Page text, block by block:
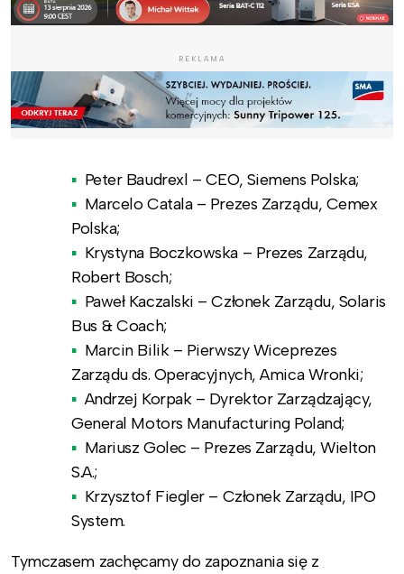
REKLAMA
Peter Baudrexl – CEO, Siemens Polska;
Marcelo Catala – Prezes Zarządu, Cemex
Polska;
Krystyna Boczkowska – Prezes Zarządu,
Robert Bosch;
Paweł Kaczalski – Członek Zarządu, Solaris
Bus & Coach;
Marcin Bilik – Pierwszy Wiceprezes
Zarządu ds. Operacyjnych, Amica Wronki;
Andrzej Korpak – Dyrektor Zarządzający,
General Motors Manufacturing Poland;
Mariusz Golec – Prezes Zarządu, Wielton
S.A.;
Krzysztof Fiegler – Członek Zarządu, IPO
System.
Tymczasem zachęcamy do zapoznania się z